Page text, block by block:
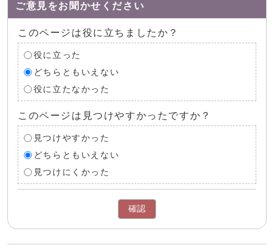
ご意見をお聞かせください
このページは役に立ちましたか？
役に立った
どちらともいえない
役に立たなかった
このページは見つけやすかったですか？
見つけやすかった
どちらともいえない
見つけにくかった
確認